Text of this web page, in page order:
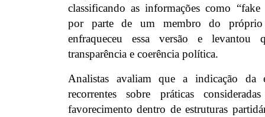
classificando as informações como
por parte de um membro do
enfraqueceu essa versão e levantou
transparência e coerência política.
Analistas avaliam que a indicação da
recorrentes sobre práticas
favorecimento dentro de estruturas